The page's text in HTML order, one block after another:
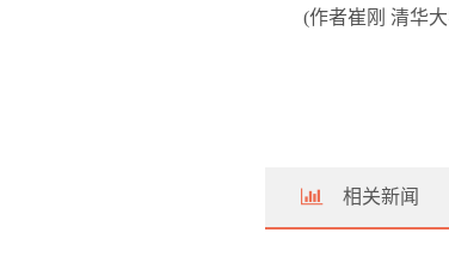
(作者崔刚 清华
相关新闻